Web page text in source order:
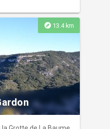
explore 13.4 km